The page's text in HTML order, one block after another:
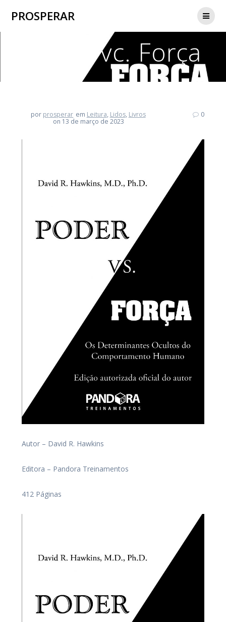
PROSPERAR
Poder vc. Força
por prosperar em Leitura, Lidos, Livros
on 13 de março de 2023
0
Autor – David R. Hawkins
Editora – Pandora Treinamentos
412 Páginas